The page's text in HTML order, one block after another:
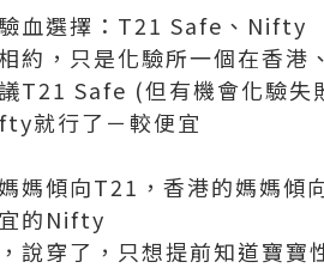
血選擇：T21 Safe、Nifty
約，只是化驗所一個在香港
T21 Safe (但有機會化驗失
就行了－較便宜
媽傾向T21，香港的媽媽傾
的Nifty
說穿了，只想提前知道寶寶